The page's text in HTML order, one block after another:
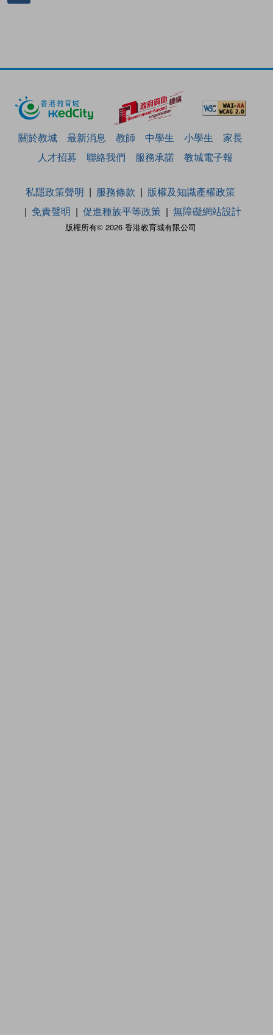
關於教城 最新消息 教師 中學生 小學生
家長
人才招募
聯絡我們 服務承諾 教城電子報
版權所有© 2026 香港教育城有限公司
私隱政策聲明 服務條款
版權及知識產權政策
免責聲明
促進種族平等政策 無障礙網站設計